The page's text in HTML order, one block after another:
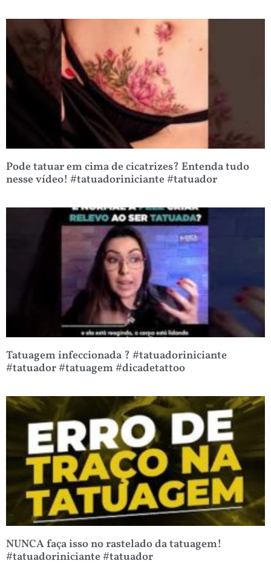
Pode tatuar em cima de cicatrizes? Entenda tudo
nesse vídeo! #tatuadoriniciante #tatuador
Tatuagem infeccionada ? #tatuadoriniciante
#tatuador #tatuagem #dicadetattoo
NUNCA faça isso no rastelado da tatuagem!
#tatuadoriniciante #tatuador